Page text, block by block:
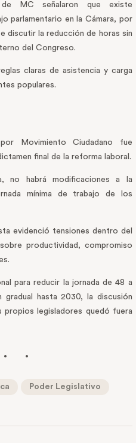
de MC señalaron que existe
parlamentario en la Cámara, por
discutir la reducción de horas sin
del Congreso.
claras de asistencia y carga
populares.
Movimiento Ciudadano fue
final de la reforma laboral.
no habrá modificaciones a la
mínima de trabajo de los
evidenció tensiones dentro del
productividad, compromiso
para reducir la jornada de 48 a
gradual hasta 2030, la discusión
propios legisladores quedó fuera
Poder Legislativo